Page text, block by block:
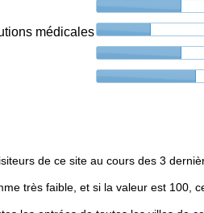
médicales
de ce site au cours des 3
très faible, et si la valeur est 100,